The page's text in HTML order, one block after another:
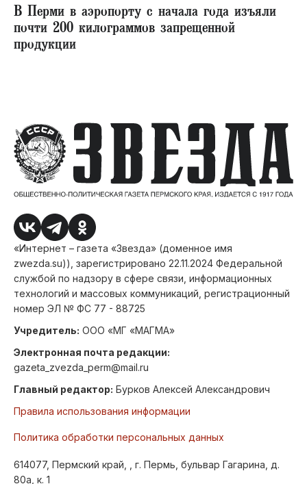
В Перми в аэропорту с начала года изъяли
почти 200 килограммов запрещенной
продукции
«Интернет – газета «Звезда» (доменное имя
zwezda.su)), зарегистрировано 22.11.2024 Федеральной
службой по надзору в сфере связи, информационных
технологий и массовых коммуникаций, регистрационный
номер ЭЛ № ФС 77 - 88725
Учредитель: ООО «МГ «МАГМА»
Электронная почта редакции:
gazeta_zvezda_perm@mail.ru
Главный редактор: Бурков Алексей Александрович
Правила использования информации
Политика обработки персональных данных
614077, Пермский край, , г. Пермь, бульвар Гагарина, д.
80а, к. 1